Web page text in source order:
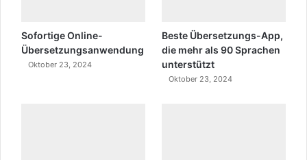
Sofortige Online-
Übersetzungsanwendung
Oktober 23, 2024
Beste Übersetzungs-App,
die mehr als 90 Sprachen
unterstützt
Oktober 23, 2024